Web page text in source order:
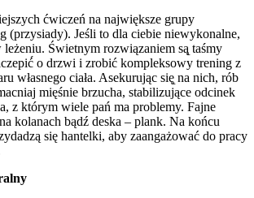
ćwiczeń na największe grupy
(przysiady). Jeśli to dla ciebie niewykonalne,
Świetnym rozwiązaniem są̨ taśmy
o drzwi i zrobić kompleksowy trening z
własnego ciała. Asekurując się̨ na nich, rób
mięśnie brzucha, stabilizujące odcinek
z którym wiele pań ma problemy. Fajne
kolanach bądź deska – plank. Na końcu
się hantelki, aby zaangażować do pracy